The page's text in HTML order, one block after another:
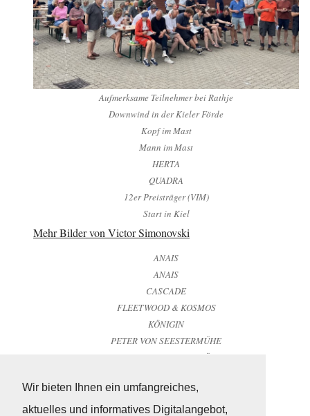
Wir bieten Ihnen ein umfangreiches,
aktuelles und informatives Digitalangebot,
Aufmerksame Teilnehmer bei Rathje
Downwind in der Kieler Förde
Kopf im Mast
Mann im Mast
HERTA
QUADRA
12er Preisträger (VIM)
Start in Kiel
Mehr Bilder von Victor Simonovski
ANAIS
ANAIS
CASCADE
FLEETWOOD & KOSMOS
KÖNIGIN
PETER VON SEESTERMÜHE
PETER VON SEESTERMÜHE
QUADRA
SENTA